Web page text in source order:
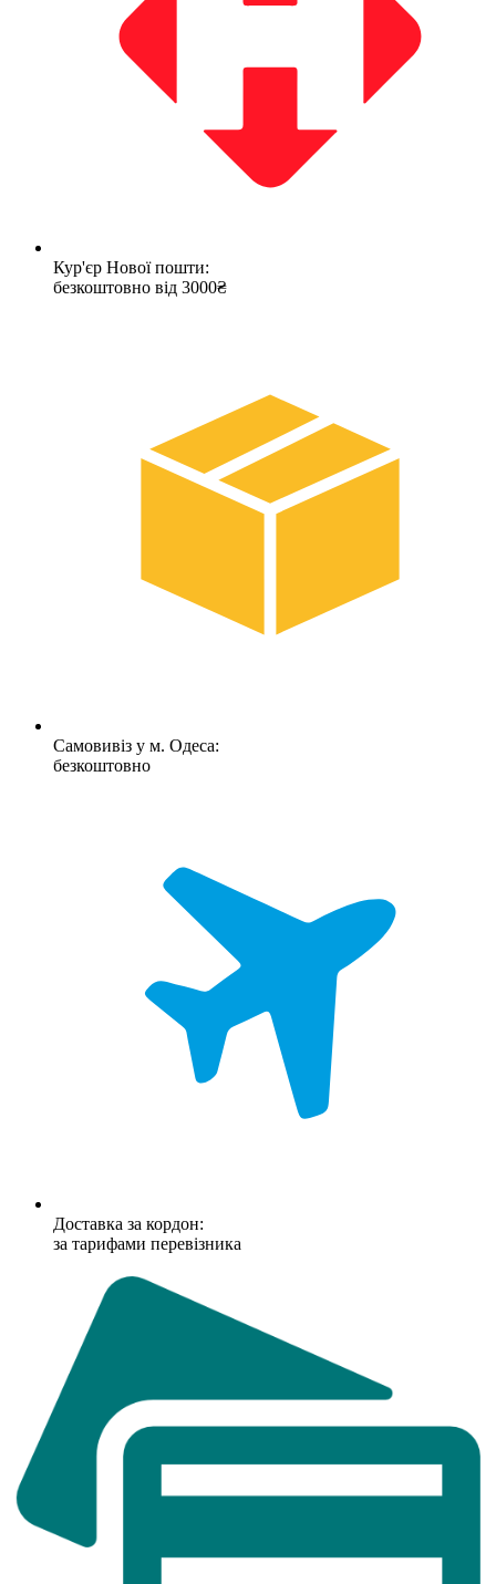
Кур'єр Нової пошти:
безкоштовно від 3000₴
Самовивіз у м. Одеса:
безкоштовно
Доставка за кордон:
за тарифами перевізника